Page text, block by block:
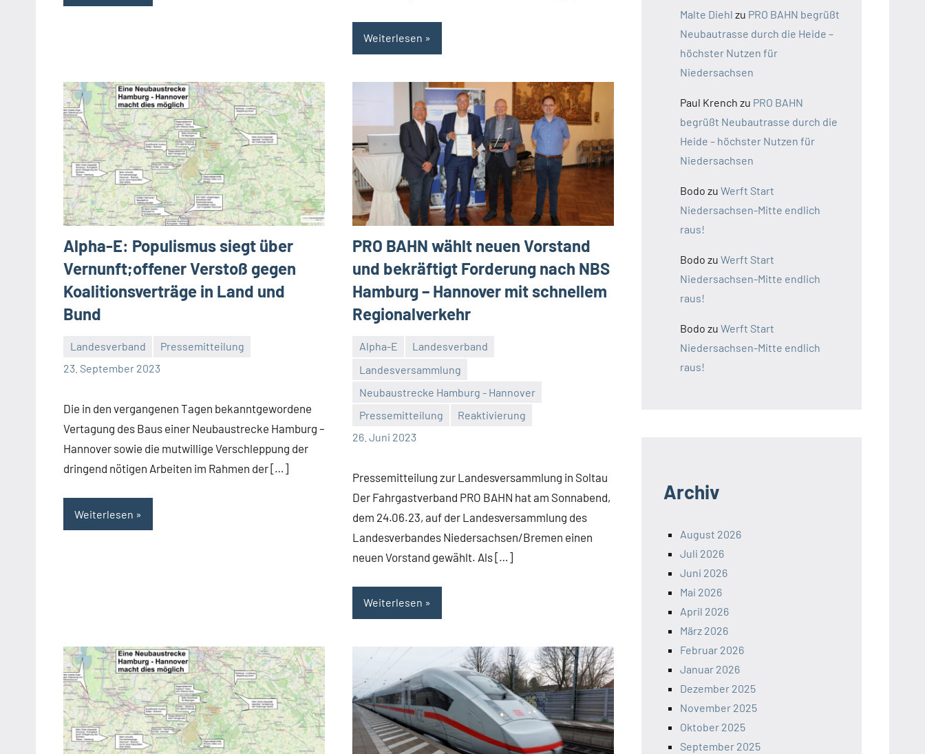
Weiterlesen
Alpha-E: Populismus siegt über
Vernunft;offener Verstoß gegen
Koalitionsverträge in Land und
Bund
Landesverband
Pressemitteilung
23. September 2023
Malte
Keine
Die in den vergangenen Tagen bekanntgewordene
Vertagung des Baus einer Neubaustrecke Hamburg –
Hannover sowie die mutwillige Verschleppung der
dringend nötigen Arbeiten im Rahmen der […]
Weiterlesen
PRO BAHN wählt neuen Vorstand
und bekräftigt Forderung nach NBS
Hamburg – Hannover mit schnellem
Regionalverkehr
Alpha-E
Landesverband
Landesversammlung
Neubaustrecke Hamburg - Hannover
Pressemitteilung
Reaktivierung
26. Juni 2023
Malte
Diehl
Keine
Kommentare
Pressemitteilung zur Landesversammlung in Soltau
Der Fahrgastverband PRO BAHN hat am Sonnabend,
dem 24.06.23, auf der Landesversammlung des
Landesverbandes Niedersachsen/Bremen einen
neuen Vorstand gewählt. Als […]
Weiterlesen
Malte Diehl zu PRO BAHN begrüßt
Neubautrasse durch die Heide –
höchster Nutzen für
Niedersachsen
Paul Krench zu PRO BAHN
begrüßt Neubautrasse durch die
Heide – höchster Nutzen für
Niedersachsen
Bodo zu Werft Start
Niedersachsen-Mitte endlich
raus!
Bodo zu Werft Start
Niedersachsen-Mitte endlich
raus!
Bodo zu Werft Start
Niedersachsen-Mitte endlich
raus!
Archiv
August 2026
Juli 2026
Juni 2026
Mai 2026
April 2026
März 2026
Februar 2026
Januar 2026
Dezember 2025
November 2025
Oktober 2025
September 2025